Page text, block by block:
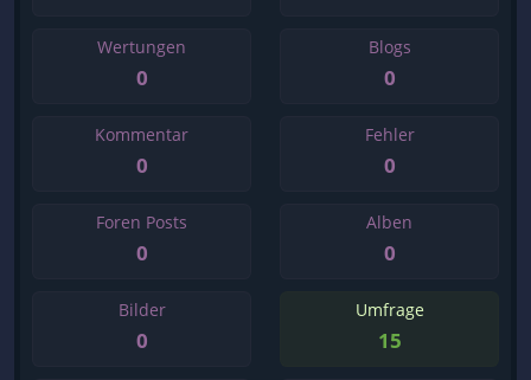
Wertungen
0
Blogs
0
Kommentar
0
Fehler
0
Foren Posts
0
Alben
0
Bilder
0
Umfrage
15